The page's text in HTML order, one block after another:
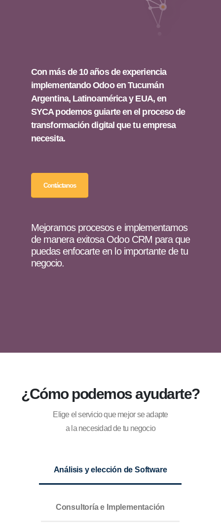
Con más de 10 años de experiencia
implementando Odoo en Tucumán
Argentina, Latinoamérica y EUA, en
SYCA podemos guiarte en el proceso de
transformación digital que tu empresa
necesita.
Contáctanos
Mejoramos procesos e implementamos
de manera exitosa Odoo CRM para que
puedas enfocarte en lo importante de tu
negocio.
¿Cómo podemos ayudarte?
Elige el servicio que mejor se adapte
a la necesidad de tu negocio
Análisis y elección de Software
Consultoría e Implementación